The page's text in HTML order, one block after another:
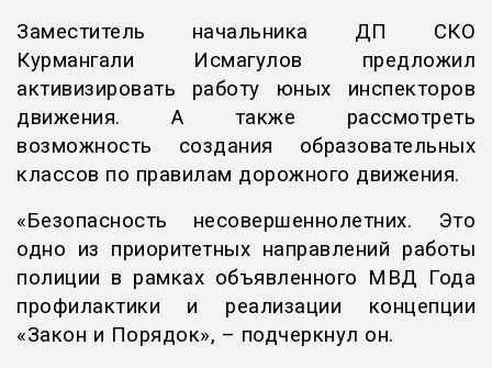
Заместитель начальника ДП СКО
Курмангали Исмагулов предложил
активизировать работу юных инспекторов
движения. А также рассмотреть
возможность создания образовательных
классов по правилам дорожного движения.
«Безопасность несовершеннолетних. Это
одно из приоритетных направлений работы
полиции в рамках объявленного МВД Года
профилактики и реализации концепции
«Закон и Порядок», – подчеркнул он.